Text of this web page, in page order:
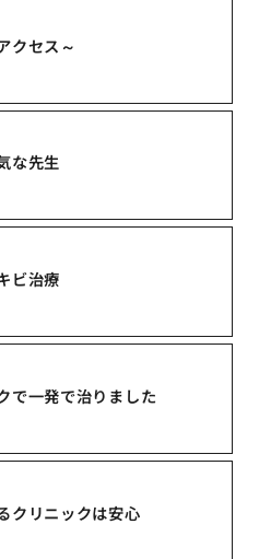
クセス～
な先生
ビ治療
で一発で治りました
クリニックは安心